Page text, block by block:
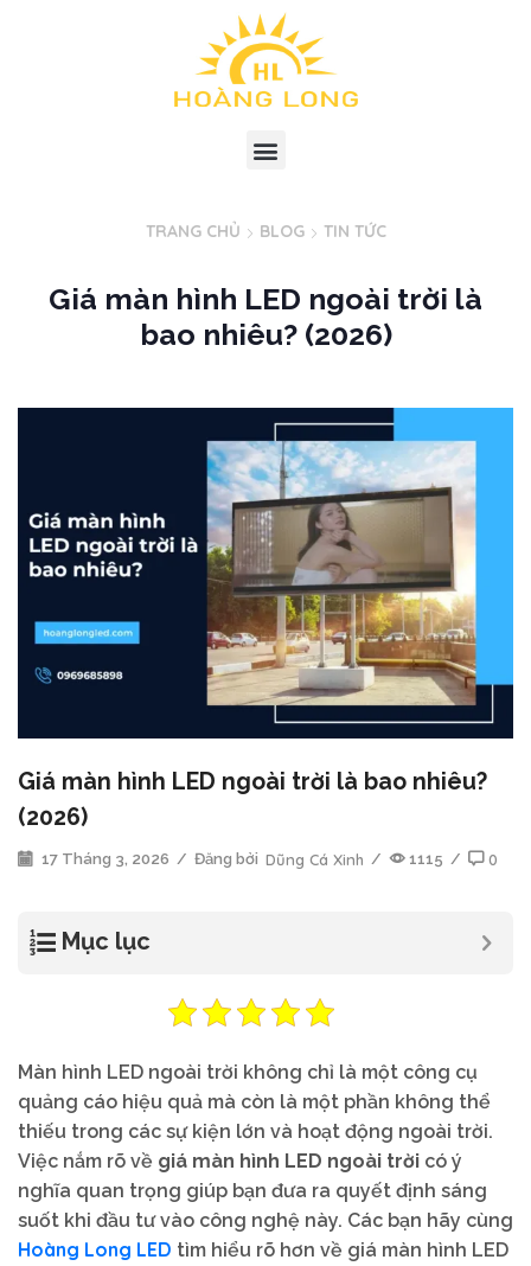
TRANG CHỦ BLOG TIN TỨC
Giá màn hình LED ngoài trời là
bao nhiêu? (2026)
Giá màn hình LED ngoài trời là bao nhiêu?
(2026)
17 Tháng 3, 2026 / Đăng bởi Dũng Cá Xinh / 1115 / 0
Mục lục
Màn hình LED ngoài trời không chỉ là một công cụ
quảng cáo hiệu quả mà còn là một phần không thể
thiếu trong các sự kiện lớn và hoạt động ngoài trời.
Việc nắm rõ về giá màn hình LED ngoài trời có ý
nghĩa quan trọng giúp bạn đưa ra quyết định sáng
suốt khi đầu tư vào công nghệ này. Các bạn hãy cùng
Hoàng Long LED tìm hiểu rõ hơn về giá màn hình LED